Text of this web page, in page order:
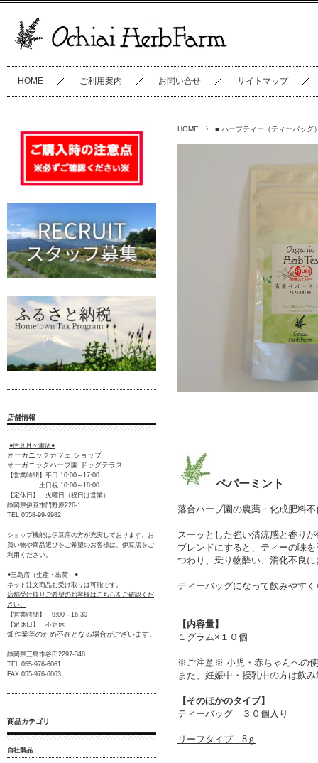
HOME ご利用案内 お問い合せ サイトマップ
HOME ■ ハーブティー（ティーバッグ
ペパーミント
落合ハーブ園の農薬・化成肥料
スーッとした強い清涼感と香り
ブレンドにすると、ティーの味
つわり、乗り物酔い、消化不良
ティーバッグになって飲みやす
【内容量】
１グラム×１０個
※ご注意※ 小児・赤ちゃんへの
また、妊娠中・授乳中の方は飲
【そのほかのタイプ】
ティーバッグ ３０個入り
リーフタイプ 8ｇ
店舗情報
●伊豆月ヶ瀬店●
オーガニックカフェ,ショップ
オーガニックハーブ園,ドッグテラス
【営業時間】平日 10:00～17:00
土日祝 10:00～18:00
【定休日】 火曜日（祝日は営業）
静岡県伊豆市門野原226-1
TEL 0558-99-9982
ショップ機能は伊豆店の方が充実しております。お
買い物や商品選びをご希望のお客様は、伊豆店をご
利用ください。
●三島店（生産・出荷）●
ネット注文商品お受け取りは可能です。
店舗受け取りご希望のお客様はこちらをご確認くだ
さい。
【営業時間】 9:00～16:30
【定休日】 不定休
畑作業等のため不在となる場合がございます。
静岡県三島市谷田2297-348
TEL 055-976-6061
FAX 055-976-6063
商品カテゴリ
自社製品